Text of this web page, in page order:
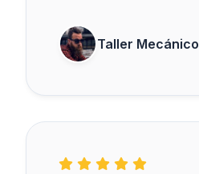
Taller Mecánico